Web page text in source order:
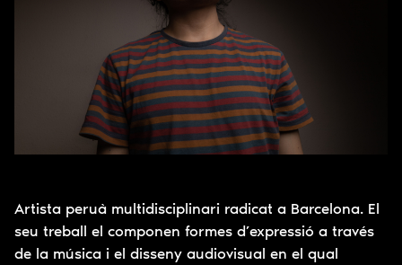
Artista peruà multidisciplinari radicat a Barcelona. El
seu treball el componen formes d’expressió a través
de la música i el disseny audiovisual en el qual